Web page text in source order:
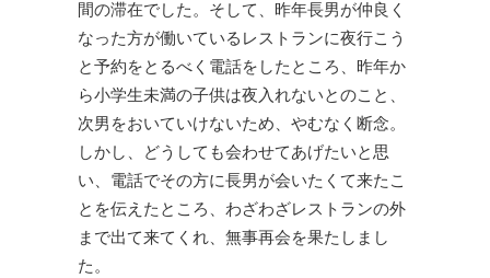
間の滞在でした。そして、昨年長男が仲良く
なった方が働いているレストランに夜行こう
と予約をとるべく電話をしたところ、昨年か
ら小学生未満の子供は夜入れないとのこと、
次男をおいていけないため、やむなく断念。
しかし、どうしても会わせてあげたいと思
い、電話でその方に長男が会いたくて来たこ
とを伝えたところ、わざわざレストランの外
まで出て来てくれ、無事再会を果たしまし
た。